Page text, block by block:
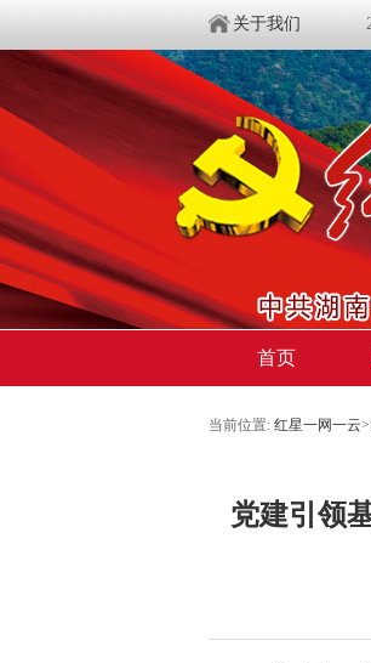
关于我们
首页
当前位置: 红星一网一云>
党建引领